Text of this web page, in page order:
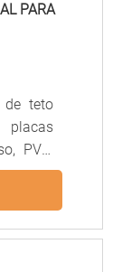
PARA
teto
PVC,
para
e